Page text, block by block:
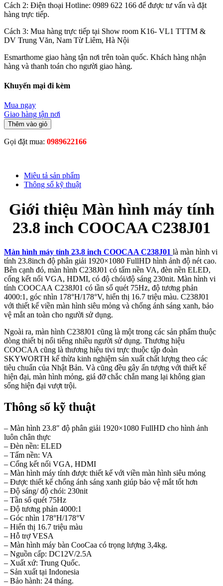
Cách 2: Điện thoại Hotline: 0989 622 166 để được tư vấn và đặt
hàng trực tiếp.
Cách 3: Mua hàng trực tiếp tại Show room K16- VL1 TTTM &
DV Trung Văn, Nam Từ Liêm, Hà Nội
Esmarthome giao hàng tận nơi trên toàn quốc. Khách hàng nhận
hàng và thanh toán cho người giao hàng.
Khuyến mại đi kèm
Mua ngay
Giao hàng tận nơi
Thêm vào giỏ
Gọi đặt mua: 0989622166
Miêu tả sản phẩm
Thông số kỹ thuật
Giới thiệu Màn hình máy tính
23.8 inch COOCAA C238J01
Màn hình máy tính 23.8 inch COOCAA C238J01 là màn hình vi
tính 23.8inch độ phân giải 1920×1080 FullHD hình ảnh độ nét cao.
Bên cạnh đó, màn hình C238J01 có tấm nền VA, đèn nền ELED,
cổng kết nối VGA, HDMI, có độ chói/độ sáng 230nit. Màn hình vi
tính COOCAA C238J01 có tần số quét 75Hz, độ tương phản
4000:1, góc nhìn 178°H/178°V, hiển thị 16.7 triệu màu. C238J01
với thiết kế viền màn hình siêu mỏng và chống ánh sáng xanh, bảo
vệ mắt an toàn cho người sử dụng.
Ngoài ra, màn hình C238J01 cũng là một trong các sản phẩm thuộc
dòng thiết bị nổi tiếng nhiều người sử dụng. Thương hiệu
COOCAA cũng là thương hiệu tivi trực thuộc tập đoàn
SKYWORTH kế thừa kinh nghiệm sản xuất chất lượng theo các
tiêu chuẩn của Nhật Bản. Và cũng đều gây ấn tượng với thiết kế
hiện đại, màn hình mỏng, giá đỡ chắc chắn mang lại không gian
sống hiện đại vượt trội.
Thông số kỹ thuật
– Màn hình 23.8″ độ phân giải 1920×1080 FullHD cho hình ảnh
luôn chân thực
– Đèn nền: ELED
– Tấm nền: VA
– Cổng kết nối VGA, HDMI
– Màn hình máy tính được thiết kế với viền màn hình siêu mỏng
– Được thiết kế chống ánh sáng xanh giúp bảo vệ mắt tốt hơn
– Độ sáng/ độ chói: 230nit
– Tần số quét 75Hz
– Độ tương phản 4000:1
– Góc nhìn 178°H/178°V
– Hiển thị 16.7 triệu màu
– Hỗ trợ VESA
– Màn hình máy bàn CooCaa có trọng lượng 3,4kg.
– Nguồn cấp: DC12V/2.5A
– Xuất xứ: Trung Quốc.
– Sản xuất tại Indonesia
– Bảo hành: 24 tháng.